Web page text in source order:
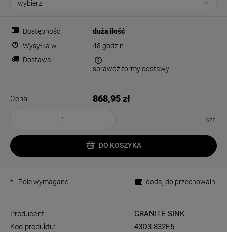
Dostępność:
duża ilość
Wysyłka w:
48 godzin
Dostawa:
Cena nie zawiera ewentualnych kosztów płatności
sprawdź formy dostawy
Cena: 868,95 zł
szt.
DO KOSZYKA
dodaj do przechowalni
*- Pole wymagane
Producent:
GRANITE SINK
Kod produktu:
43D3-832E5